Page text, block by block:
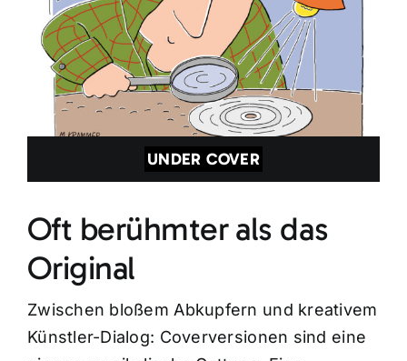
UNDER COVER
Oft berühmter als das
Original
Zwischen bloßem Abkupfern und kreativem
Künstler-Dialog: Coverversionen sind eine